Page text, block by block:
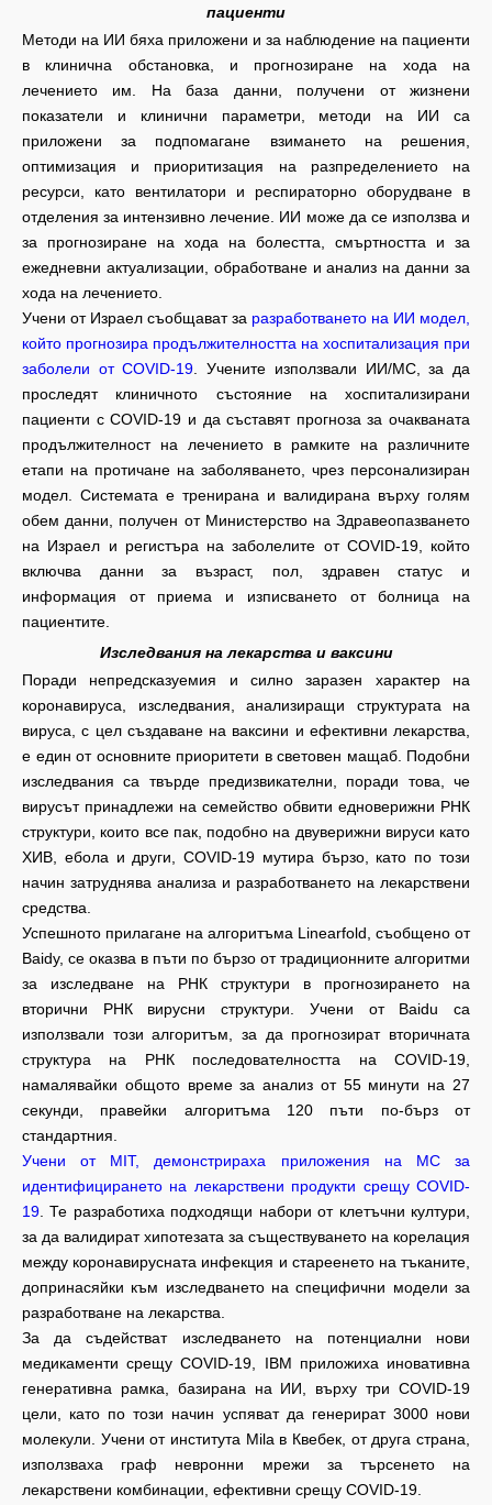
пациенти
Методи на ИИ бяха приложени и за наблюдение на пациенти
в клинична обстановка, и прогнозиране на хода на
лечението им. На база данни, получени от жизнени
показатели и клинични параметри, методи на ИИ са
приложени за подпомагане взимането на решения,
оптимизация и приоритизация на разпределението на
ресурси, като вентилатори и респираторно оборудване в
отделения за интензивно лечение. ИИ може да се използва и
за прогнозиране на хода на болестта, смъртността и за
ежедневни актуализации, обработване и анализ на данни за
хода на лечението.
Учени от Израел съобщават за разработването на ИИ модел,
който прогнозира продължителността на хоспитализация при
заболели от COVID-19 . Учените използвали ИИ/МС, за да
проследят клиничното състояние на хоспитализирани
пациенти с COVID-19 и да съставят прогноза за очакваната
продължителност на лечението в рамките на различните
етапи на протичане на заболяването, чрез персонализиран
модел. Системата е тренирана и валидирана върху голям
обем данни, получен от Министерство на Здравеопазването
на Израел и регистъра на заболелите от COVID-19, който
включва данни за възраст, пол, здравен статус и
информация от приема и изписването от болница на
пациентите.
Изследвания на лекарства и ваксини
Поради непредсказуемия и силно заразен характер на
коронавируса, изследвания, анализиращи структурата на
вируса, с цел създаване на ваксини и ефективни лекарства,
е един от основните приоритети в световен мащаб. Подобни
изследвания са твърде предизвикателни, поради това, че
вирусът принадлежи на семейство обвити едноверижни РНК
структури, които все пак, подобно на двуверижни вируси като
ХИВ, ебола и други, COVID-19 мутира бързо, като по този
начин затруднява анализа и разработването на лекарствени
средства.
Успешното прилагане на алгоритъма Linearfold, съобщено от
Baidy, се оказва в пъти по бързо от традиционните алгоритми
за изследване на РНК структури в прогнозирането на
вторични РНК вирусни структури. Учени от Baidu са
използвали този алгоритъм, за да прогнозират вторичната
структура на РНК последователността на COVID-19,
намалявайки общото време за анализ от 55 минути на 27
секунди, правейки алгоритъма 120 пъти по-бърз от
стандартния.
Учени от MIT, демонстрираха приложения на МС за
идентифицирането на лекарствени продукти срещу COVID-
19 . Те разработиха подходящи набори от клетъчни култури,
за да валидират хипотезата за съществуването на корелация
между коронавирусната инфекция и стареенето на тъканите,
допринасяйки към изследването на специфични модели за
разработване на лекарства.
За да съдействат изследването на потенциални нови
медикаменти срещу COVID-19, IBM приложиха иновативна
генеративна рамка, базирана на ИИ, върху три COVID-19
цели, като по този начин успяват да генерират 3000 нови
молекули. Учени от института Mila в Квебек, от друга страна,
използваха граф невронни мрежи за търсенето на
лекарствени комбинации, ефективни срещу COVID-19.